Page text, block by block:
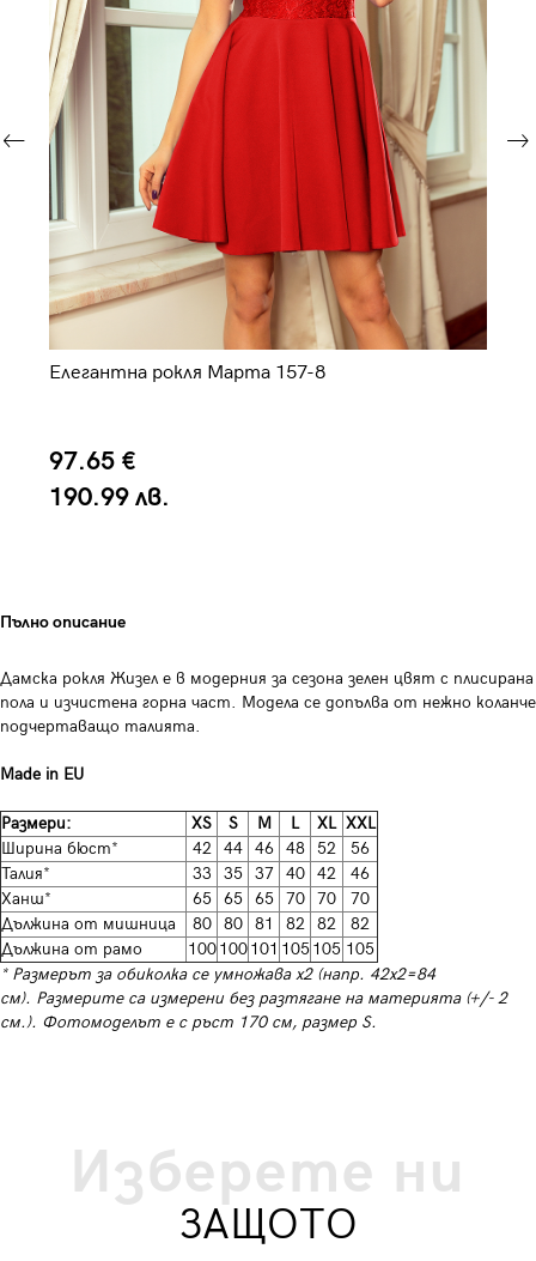
Елегантна рокля Марта 157-8
97.65 €
190.99 лв.
Пълно описание
Дамска рокля Жизел е в модерния за сезона зелен цвят с плисирана
пола и изчистена горна част. Модела се допълва от нежно коланче
подчертаващо талията.
Made in EU
Размери: XS S M L XL XXL
Ширина бюст*
42 44 46 48 52
56
Талия*
33 35 37 40 42
46
Ханш*
65 65 65 70 70
70
Дължина от мишница
80 80 81 82 82
82
Дължина от рамо
100 100 101 105 105 105
* Размерът за обиколка се умножава х2 (напр. 42х2=84
см). Размерите са измерени без разтягане на материята (+/- 2
см.). Фотомоделът е с ръст 170 см, размер S.
Изберете ни
ЗАЩОТО